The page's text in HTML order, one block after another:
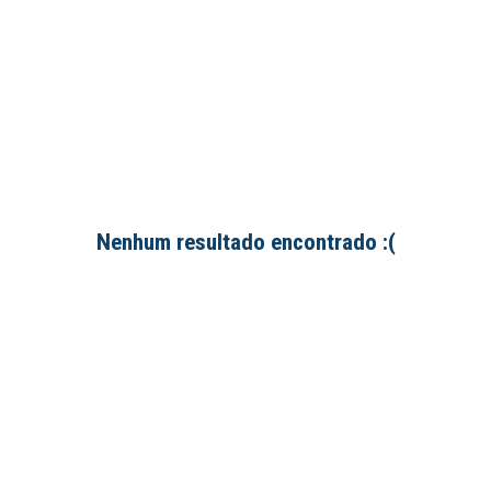
Nenhum resultado encontrado :(